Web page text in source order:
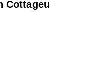
Cottageu